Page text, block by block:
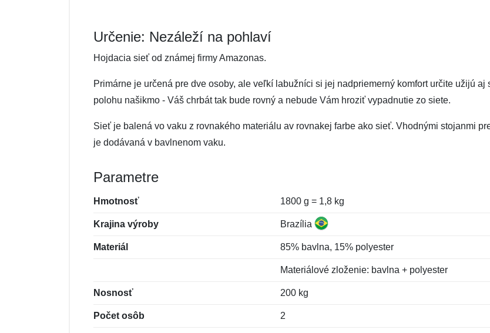
Určenie: Nezáleží na pohlaví
Hojdacia sieť od známej firmy Amazonas.
Primárne je určená pre dve osoby, ale veľkí labužníci si jej nadpriemerný komfort určite užijú
polohu našikmo - Váš chrbát tak bude rovný a nebude Vám hroziť vypadnutie zo siete.
Sieť je balená vo vaku z rovnakého materiálu av rovnakej farbe ako sieť. Vhodnými stojanmi
je dodávaná v bavlnenom vaku.
Parametre
Hmotnosť 1800 g = 1,8 kg
Krajina výroby Brazília
Materiál 85% bavlna, 15% polyester
Materiálové zloženie: bavlna + polyester
Nosnosť 200 kg
Počet osôb 2